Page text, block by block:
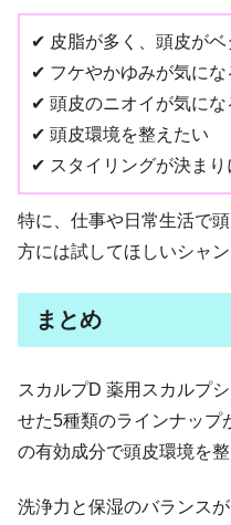
✔ 皮脂が多く、頭皮がベ
✔ フケやかゆみが気にな
✔ 頭皮のニオイが気にな
✔ 頭皮環境を整えたい
✔ スタイリングが決まり
特に、仕事や日常生活で
方には試してほしいシャン
まとめ
スカルプD 薬用スカルプ
せた5種類のラインナップ
の有効成分で頭皮環境を
洗浄力と保湿のバランス